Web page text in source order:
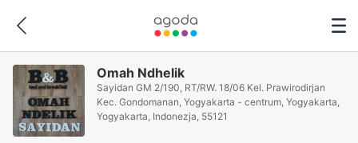
Omah Ndhelik
Sayidan GM 2/190, RT/RW. 18/06 Kel. Prawirodirjan
Kec. Gondomanan, Yogyakarta - centrum, Yogyakarta,
Yogyakarta, Indonezja, 55121